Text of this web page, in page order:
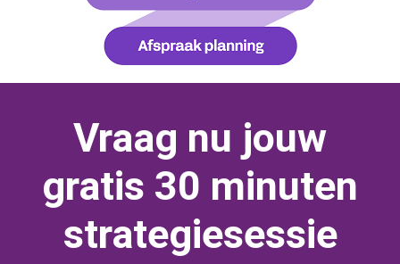
Vraag nu jouw
gratis 30 minuten
strategiesessie